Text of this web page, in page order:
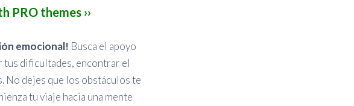
PRO themes ››
emocional! Busca el apoyo
tus dificultades, encontrar el
No dejes que los obstáculos te
tu viaje hacia una mente